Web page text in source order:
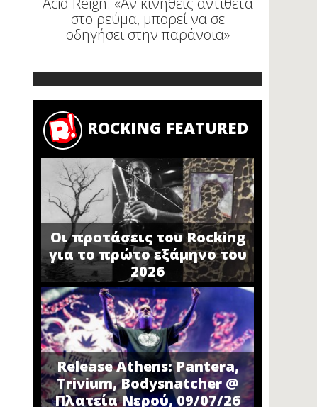
στο ρεύμα, μπορεί να σε
οδηγήσει στην παράνοια»
ROCKING FEATURED
Οι προτάσεις του Rocking
για το πρώτο εξάμηνο του
2026
Release Athens: Pantera,
Trivium, Bodysnatcher @
Πλατεία Νερού, 09/07/26